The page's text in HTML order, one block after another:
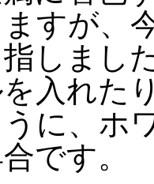
すが、
しまし
入れた
に、ホ
です。